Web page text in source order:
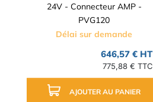
24V - Connecteur AMP -
PVG120
Délai sur demande
646,57 € HT
775,88 € TTC
AJOUTER AU PANIER